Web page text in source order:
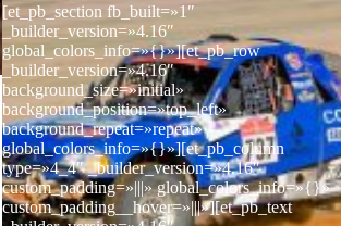
[et_pb_section fb_built=»1″
_builder_version=»4.16″
global_colors_info=»{}»][et_pb_row
_builder_version=»4.16″
background_size=»initial»
background_position=»top_left»
background_repeat=»repeat»
global_colors_info=»{}»][et_pb_column
type=»4_4″ _builder_version=»4.16″
custom_padding=»|||» global_colors_info=»{}»
custom_padding__hover=»|||»][et_pb_text